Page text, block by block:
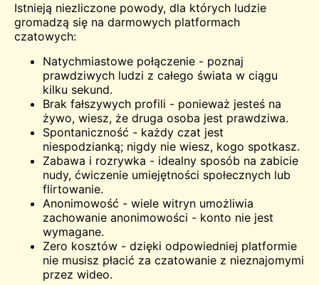
Istnieją niezliczone powody, dla których ludzie
gromadzą się na darmowych platformach
czatowych:
Natychmiastowe połączenie - poznaj
prawdziwych ludzi z całego świata w ciągu
kilku sekund.
Brak fałszywych profili - ponieważ jesteś na
żywo, wiesz, że druga osoba jest prawdziwa.
Spontaniczność - każdy czat jest
niespodzianką; nigdy nie wiesz, kogo spotkasz.
Zabawa i rozrywka - idealny sposób na zabicie
nudy, ćwiczenie umiejętności społecznych lub
flirtowanie.
Anonimowość - wiele witryn umożliwia
zachowanie anonimowości - konto nie jest
wymagane.
Zero kosztów - dzięki odpowiedniej platformie
nie musisz płacić za czatowanie z nieznajomymi
przez wideo.